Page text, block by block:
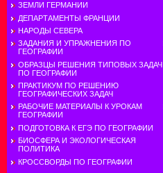
ЗЕМЛИ ГЕРМАНИИ
ДЕПАРТАМЕНТЫ ФРАНЦИИ
НАРОДЫ СЕВЕРА
ЗАДАНИЯ И УПРАЖНЕНИЯ ПО
ГЕОГРАФИИ
ОБРАЗЦЫ РЕШЕНИЯ ТИПОВЫХ ЗАДАЧ
ПО ГЕОГРАФИИ
ПРАКТИКУМ ПО РЕШЕНИЮ
ГЕОГРАФИЧЕСКИХ ЗАДАЧ
РАБОЧИЕ МАТЕРИАЛЫ К УРОКАМ
ГЕОГРАФИИ
ПОДГОТОВКА К ЕГЭ ПО ГЕОГРАФИИ
БИОСФЕРА И ЭКОЛОГИЧЕСКАЯ
ПОЛИТИКА
КРОССВОРДЫ ПО ГЕОГРАФИИ